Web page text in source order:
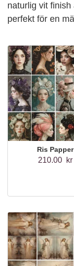
naturlig vit
perfekt för en
Ris Papper
210.00 kr